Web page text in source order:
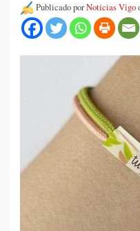
Publicado porNoticias Vigo